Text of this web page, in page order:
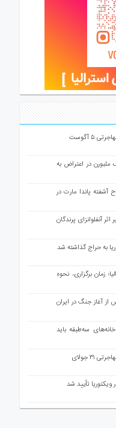
۵ آگوست
ملبورن در اعتراض به
آشفته پاندا مارت در
آنفلوانزای پرندگان
به حراج گذاشته شد
سرشماری ۲۰۲۶ استرالیا؛ زمان برگزاری، نحوه
از آغاز جنگ در ایران
سه‌طبقه باید
جولای
ویکتوریا تأیید شد